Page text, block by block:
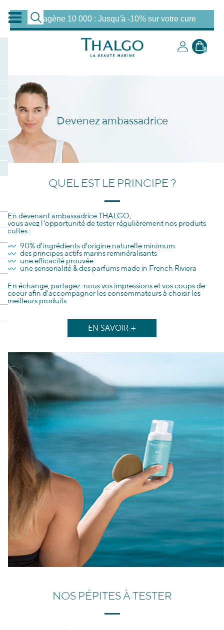
Collagène 10 000 : Jusqu'à -10% sur votre cure
0
Devenez ambassadrice
QUEL EST LE PRINCIPE ?
En devenant ambassadrice THALGO,
vous avez l'opportunité de tester régulièrement nos produits
cultes :
90% d'ingrédients d'origine naturelle minimum
des principes actifs marins reminéralisants
une efficacité prouvée
une sensorialité & des parfums made in French Riviera
En échange, partagez-nous vos impressions et vos coups de
coeur afin d'accompagner les consommateurs à choisir les
meilleurs produits
EN SAVOIR +
NOS PÉPITES À TESTER